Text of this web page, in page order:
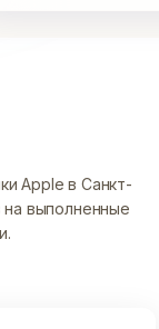
Apple в Санкт-
на выполненные